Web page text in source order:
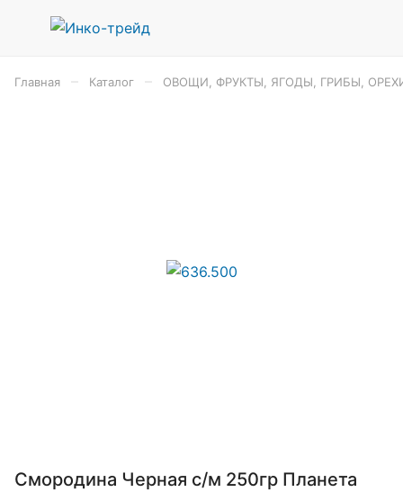
Главная Каталог ОВОЩИ, ФРУКТЫ, ЯГОДЫ, ГРИБЫ,
Смородина Черная с/м 250гр Планета